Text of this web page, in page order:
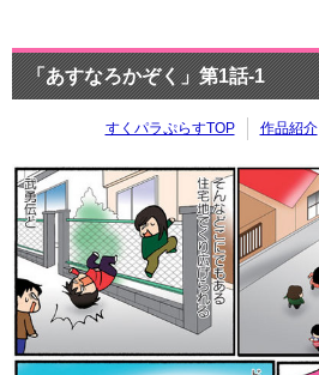
「あすなろかぞく」第1話-1
すくパラぷらすTOP 作品紹介